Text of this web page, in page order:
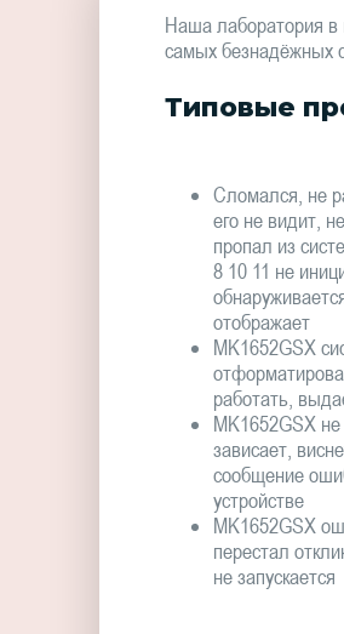
Наша лаборатория
самых безнадёжных
Типовые
Сломался, не
его не видит,
пропал из
8 10 11 не
отображает
MK1652GSX
работать,
MK1652GSX
зависает,
сообщение
устройстве
MK1652GSX
перестал
не запускается